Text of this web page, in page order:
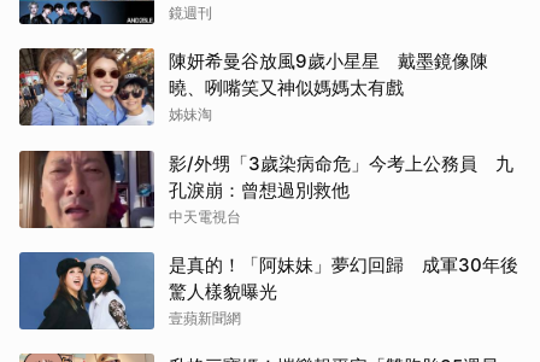
鏡週刊
陳妍希曼谷放風9歲小星星 戴墨鏡像陳
曉、咧嘴笑又神似媽媽太有戲
姊妹淘
影/外甥「3歲染病命危」今考上公務員 九
孔淚崩：曾想過別救他
中天電視台
是真的！「阿妹妹」夢幻回歸 成軍30年後
驚人樣貌曝光
壹蘋新聞網